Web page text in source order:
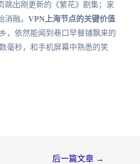
跳出刚更新的《繁花》剧集；家
融。 VPN上海节点的关键价值
，依然能闻到巷口早餐铺飘来的
毫秒，和手机屏幕中熟悉的笑
后一篇文章 →